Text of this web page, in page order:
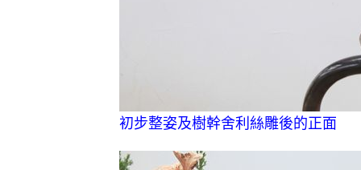
初步整姿及樹幹舍利絲雕後的正面